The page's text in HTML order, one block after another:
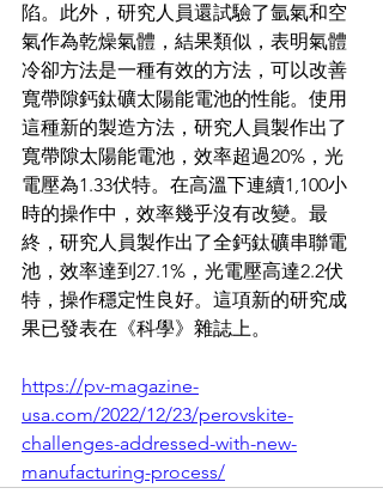
陷。此外，研究人員還試驗了氩氣和空
氣作為乾燥氣體，結果類似，表明氣體
冷卻方法是一種有效的方法，可以改善
寬帶隙鈣鈦礦太陽能電池的性能。使用
這種新的製造方法，研究人員製作出了
寬帶隙太陽能電池，效率超過20%，光
電壓為1.33伏特。在高溫下連續1,100小
時的操作中，效率幾乎沒有改變。最
終，研究人員製作出了全鈣鈦礦串聯電
池，效率達到27.1%，光電壓高達2.2伏
特，操作穩定性良好。這項新的研究成
果已發表在《科學》雜誌上。
https://pv-magazine-
usa.com/2022/12/23/perovskite-
challenges-addressed-with-new-
manufacturing-process/